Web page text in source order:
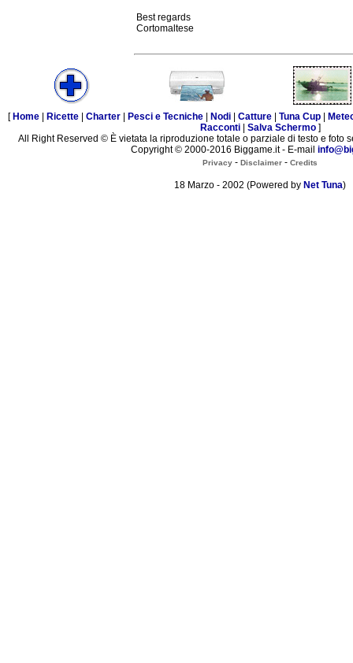
Best regards
Cortomaltese
[ Home Ricette Charter Pesci e Tecniche Nodi Catture Tuna Cup
Racconti| Salva Schermo]
All Right Reserved © È vietata la riproduzione totale o parziale di testo e foto
Copyright © 2000-2016 Biggame.it - E-mail
Privacy - Disclaimer - Credits
18 Marzo - 2002 (Powered by Net Tuna)